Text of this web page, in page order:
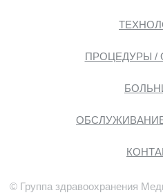
ПРОЦЕДУРЫ /
© Группа здравоохранения